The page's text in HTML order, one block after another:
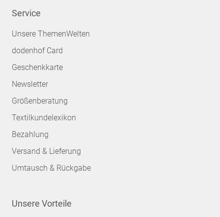
Service
Unsere ThemenWelten
dodenhof Card
Geschenkkarte
Newsletter
Größenberatung
Textilkundelexikon
Bezahlung
Versand & Lieferung
Umtausch & Rückgabe
Unsere Vorteile